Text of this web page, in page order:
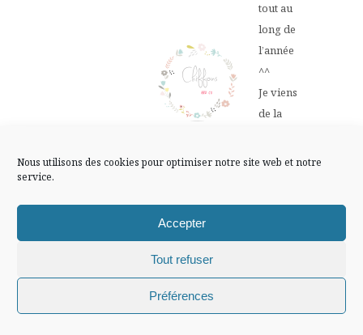
Nous utilisons des cookies pour optimiser notre site web et notre
service.
Accepter
Tout refuser
Préférences
tout au
long de
l’année
^^
Je viens
de la
ce soir,
dépenser
l’argent
Mentions légales Confidentialité